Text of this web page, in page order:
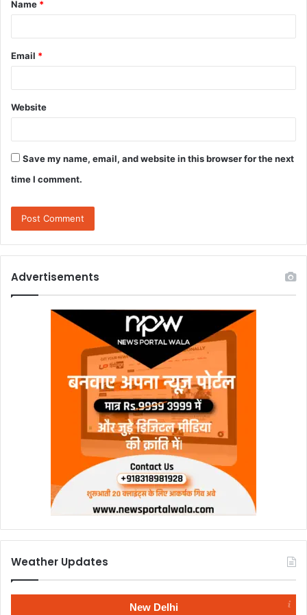
Name *
Email *
Website
Save my name, email, and website in this browser for the next
time I comment.
Advertisements
Weather Updates
New Delhi